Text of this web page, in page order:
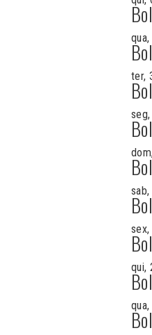
ter,
qui,